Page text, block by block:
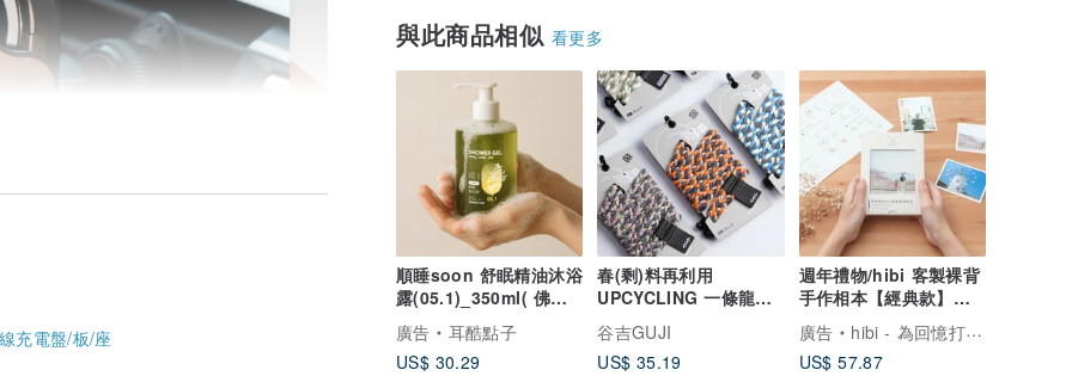
與此商品相似 看更多
順睡soon 舒眠精油沐浴
露(05.1)_350ml( 佛手
柑/苦橙葉/甜橙 )
廣告
耳酷點子
US$ 30.29
春(剩)料再利用
UPCYCLING 一條龍編
織手機掛繩
谷吉GUJI
US$ 35.19
週年禮物/hibi 客製裸背
手作相本【經典款】紀
念禮物 生日禮物
廣告
hibi - 為回憶打造專屬的家
US$ 57.87
充電盤/板/座